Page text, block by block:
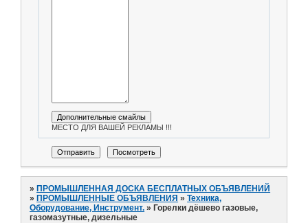
МЕСТО ДЛЯ ВАШЕЙ РЕКЛАМЫ !!!
»ПРОМЫШЛЕННАЯ ДОСКА БЕСПЛАТНЫХ ОБЪЯВЛЕНИЙ
»ПРОМЫШЛЕННЫЕ ОБЪЯВЛЕНИЯ »Техника,
Оборудование, Инструмент. »Горелки дёшево газовые,
газомазутные, дизельные